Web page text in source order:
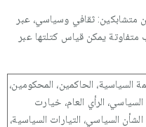
متشابكين: ثقافي وسياسي، عبر
يمكن قياس كتلتها عبر
السياسية، الحاكمين، المحكومين،
الرأي العام، خيارت
السياسي، التيارات السياسية،